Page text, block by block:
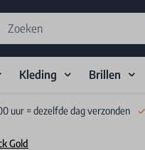
Kleding Brillen
uur = dezelfde dag verzonden
Gold